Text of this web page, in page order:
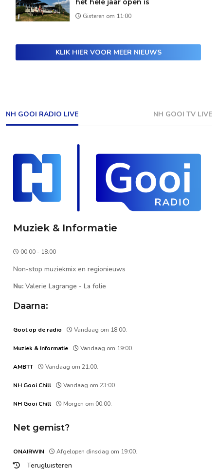
het hele jaar open is
Gisteren om 11:00
KLIK HIER VOOR MEER NIEUWS
NH GOOI RADIO LIVE NH GOOI TV LIVE
Muziek & Informatie
00:00 - 18:00
Non-stop muziekmix en regionieuws
Nu: Valerie Lagrange - La folie
Daarna:
Goot op de radio Vandaag om 18:00.
Muziek & Informatie Vandaag om 19:00.
AMBTT Vandaag om 21:00.
NH Gooi Chill Vandaag om 23:00.
NH Gooi Chill Morgen om 00:00.
Net gemist?
ONAIRWIN Afgelopen dinsdag om 19:00.
Terugluisteren